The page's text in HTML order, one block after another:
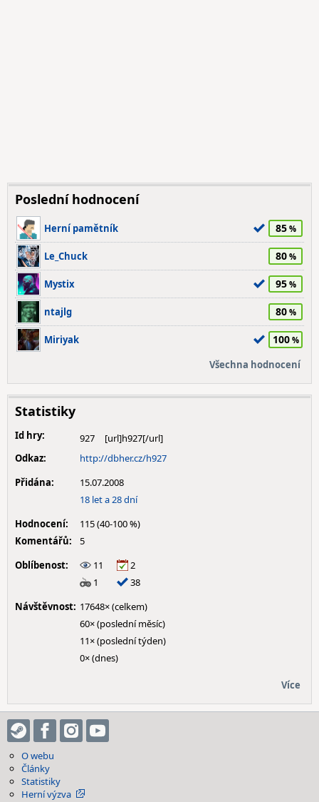
Poslední hodnocení
Herní pamětník 85
Le_Chuck 80
Mystix 95
ntajlg 80
Miriyak 100
Všechna hodnocení
Statistiky
Id hry:
927
Odkaz:
http://dbher.cz/h927
Přidána:
15.07.2008
18 let a 28 dní
Hodnocení:
115 (40-100 %)
Komentářů:
5
Oblíbenost:
11
2
1
38
Návštěvnost: 17648× (celkem)
60× (poslední měsíc)
11× (poslední týden)
0× (dnes)
Více
O webu
Články
Statistiky
Herní výzva